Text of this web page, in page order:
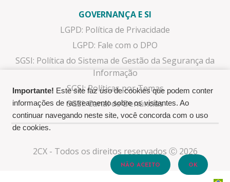
GOVERNANÇA E SI
LGPD: Política de Privacidade
LGPD: Fale com o DPO
SGSI: Política do Sistema de Gestão da Segurança da
Informação
SGSI: Políticas por Temas
SGSI: Canal de Denúncias
2CX - Todos os direitos reservados Ⓒ 2026
Importante! Este site faz uso de cookies que podem conter
informações de rastreamento sobre os visitantes. Ao
continuar navegando neste site, você concorda com o uso
de cookies.
NÃO ACEITO OK